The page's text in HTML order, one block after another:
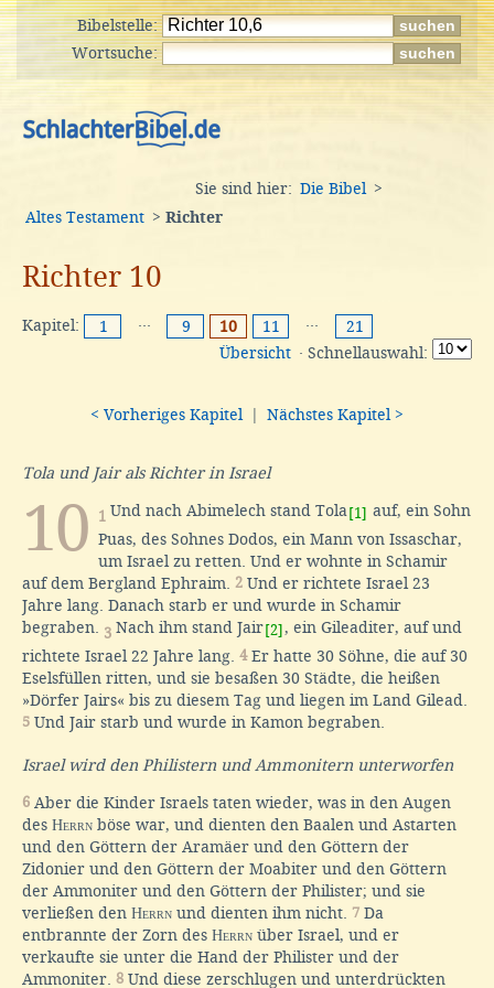
Bibelstelle:
Wortsuche:
Sie sind hier: Die Bibel
>
Altes Testament > Richter
Richter 10
Kapitel: 1 ··· 9 10 11 ···
21
Übersicht · Schnellauswahl:
< Vorheriges Kapitel Nächstes Kapitel >
Tola und Jair als Richter in Israel
10 1 Und nach Abimelech stand Tola [1] auf, ein Sohn
Puas, des Sohnes Dodos, ein Mann von Issaschar,
um Israel zu retten. Und er wohnte in Schamir
auf dem Bergland Ephraim. 2 Und er richtete Israel 23
Jahre lang. Danach starb er und wurde in Schamir
begraben. 3 Nach ihm stand Jair[2], ein Gileaditer, auf und
richtete Israel 22 Jahre lang. 4Er hatte 30 Söhne, die auf 30
Eselsfüllen ritten, und sie besaßen 30 Städte, die heißen
»Dörfer Jairs« bis zu diesem Tag und liegen im Land Gilead.
5 Und Jair starb und wurde in Kamon begraben.
Israel wird den Philistern und Ammonitern unterworfen
6 Aber die Kinder Israels taten wieder, was in den Augen
des Herrn böse war, und dienten den Baalen und Astarten
und den Göttern der Aramäer und den Göttern der
Zidonier und den Göttern der Moabiter und den Göttern
der Ammoniter und den Göttern der Philister; und sie
verließen den Herrn und dienten ihm nicht. 7 Da
entbrannte der Zorn des Herrn über Israel, und er
verkaufte sie unter die Hand der Philister und der
Ammoniter. 8 Und diese zerschlugen und unterdrückten